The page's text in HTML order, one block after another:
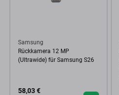
Samsung
Rückkamera 12 MP
(Ultrawide) für Samsung S26
58,03 €